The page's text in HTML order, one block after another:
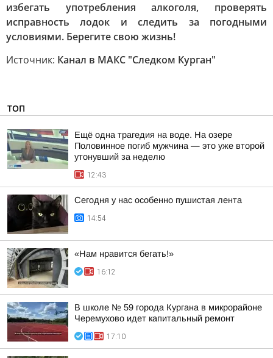
избегать употребления алкоголя, проверять
исправность лодок и следить за погодными
условиями. Берегите свою жизнь!
Источник: Канал в МАКС "Следком Курган"
ТОП
Ещё одна трагедия на воде. На озере
Половинное погиб мужчина — это уже второй
утонувший за неделю
12:43
Сегодня у нас особенно пушистая лента
14:54
«Нам нравится бегать!»
16:12
В школе № 59 города Кургана в микрорайоне
Черемухово идет капитальный ремонт
17:10